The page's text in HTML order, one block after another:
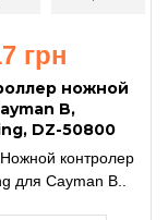
грн
ножной
B,
DZ-50800
контролер
для Cayman B..